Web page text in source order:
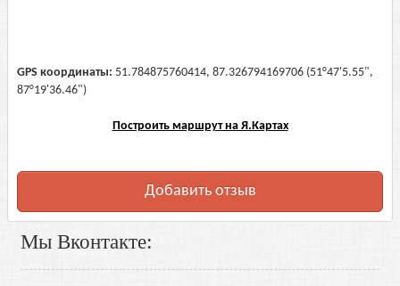
GPS координаты: 51.784875760414, 87.326794169706 (51°47'5.55",
87°19'36.46")
Построить маршрут на Я.Картах
Добавить отзыв
Мы Вконтакте: